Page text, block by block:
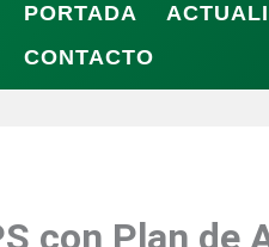
PORTADA
CONTACTO
con Plan